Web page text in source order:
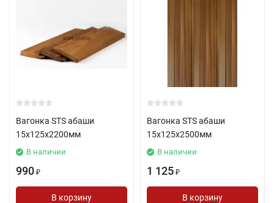
Вагонка STS абаши
15х125х2200мм
В наличии
990 ₽
В корзину
Вагонка STS абаши
15х125х2500мм
В наличии
1 125 ₽
В корзину